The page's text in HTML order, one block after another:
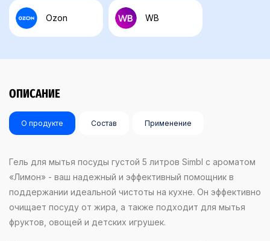
Ozon WB
ОПИСАНИЕ
О продукте Состав Применение
Гель для мытья посуды густой 5 литров Simbl с ароматом
«Лимон» - ваш надежный и эффективный помощник в
поддержании идеальной чистоты на кухне. Он эффективно
очищает посуду от жира, а также подходит для мытья
фруктов, овощей и детских игрушек.